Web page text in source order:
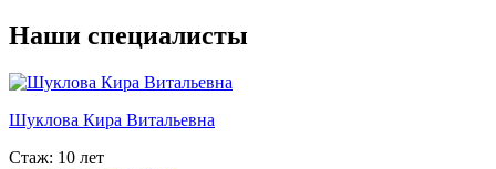
Наши специалисты
Шуклова Кира Витальевна
Стаж: 10 лет